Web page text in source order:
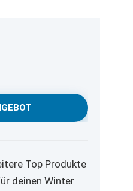
Top Produkte
deinen Winter